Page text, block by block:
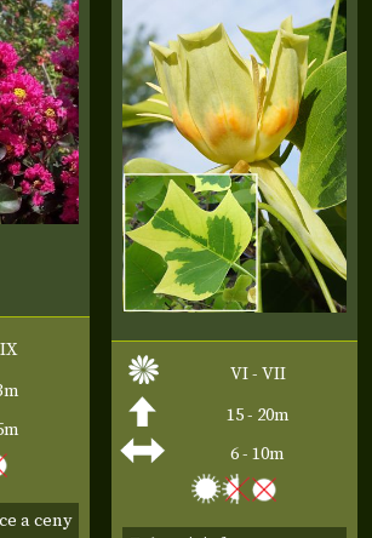
a ceny
VI - VII
15 - 20m
6 - 10m